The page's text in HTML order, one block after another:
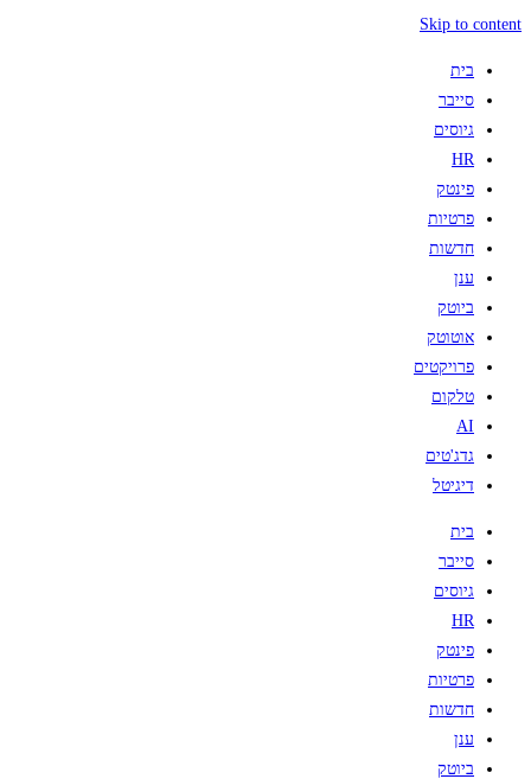
Skip to content
בית
סייבר
גיוסים
HR
פינטק
פרטיות
חדשות
ענן
ביוטק
אוטוטק
פרויקטים
טלקום
AI
גדג'טים
דיגיטל
בית
סייבר
גיוסים
HR
פינטק
פרטיות
חדשות
ענן
ביוטק